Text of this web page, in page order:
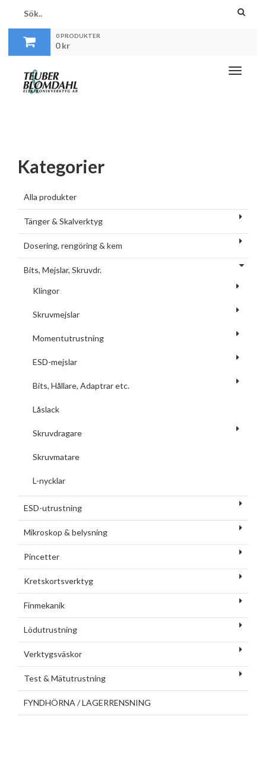
0 PRODUKTER
0kr
Toggle
Kategorier
Alla produkter
Tänger & Skalverktyg
Dosering, rengöring & kem
Bits, Mejslar, Skruvdr.
Klingor
Skruvmejslar
Momentutrustning
ESD-mejslar
Bits, Hållare, Adaptrar etc.
Låslack
Skruvdragare
Skruvmatare
L-nycklar
ESD-utrustning
Mikroskop & belysning
Pincetter
Kretskortsverktyg
Finmekanik
Lödutrustning
Verktygsväskor
Test & Mätutrustning
FYNDHÖRNA / LAGERRENSNING